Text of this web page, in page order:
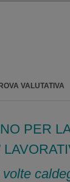
VALUTATIVA
PER